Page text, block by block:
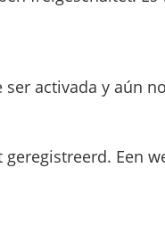
ser activada y aún
geregistreerd. Een